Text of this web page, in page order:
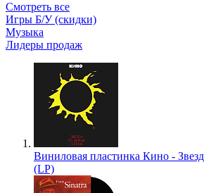
Смотреть все
Игры Б/У (скидки)
Музыка
Лидеры продаж
Виниловая пластинка Кино -
(LP)